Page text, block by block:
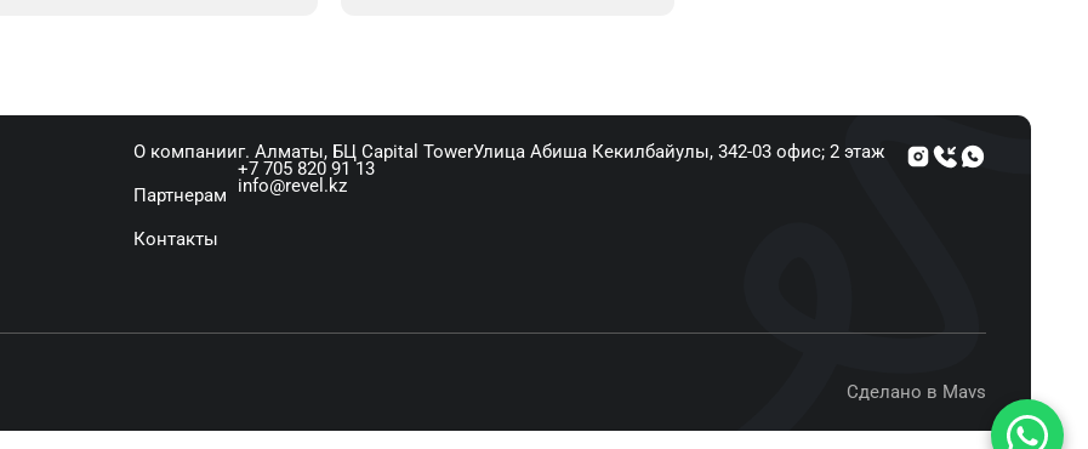
О компании
Партнерам
Контакты
г. Алматы, ​БЦ Capital Tower​Улица Абиша Кекилбайулы, 34​2-03 офис; 2 этаж
+7 705 820 91 13
info@revel.kz
Сделано в Mavs